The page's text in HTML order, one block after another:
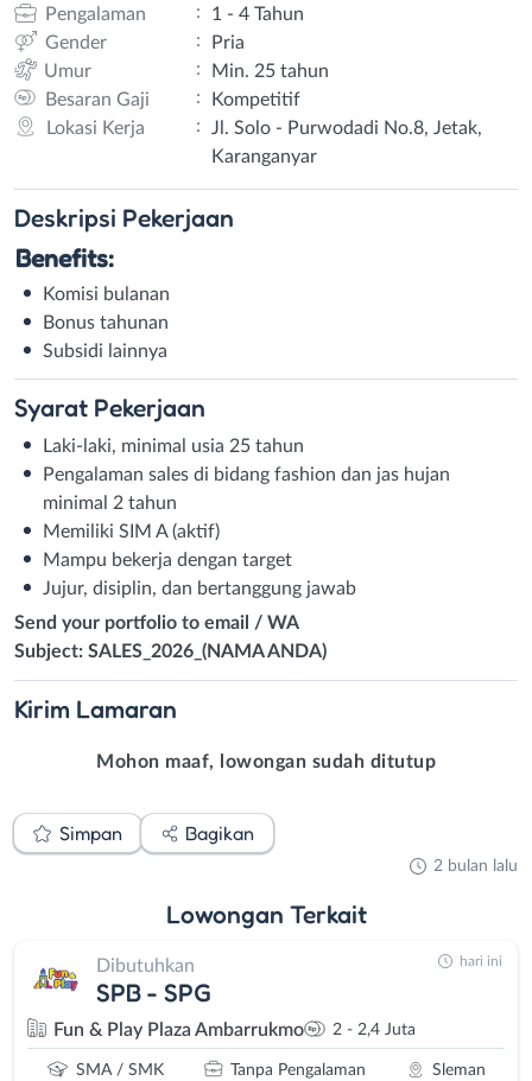
Pengalaman
:
1 - 4 Tahun
Gender
:
Pria
Umur
:
Min. 25 tahun
Besaran Gaji
:
Kompetitif
Lokasi Kerja
:
Jl. Solo - Purwodadi No.8, Jetak,
Karanganyar
Deskripsi Pekerjaan
Benefits:
Komisi bulanan
Bonus tahunan
Subsidi lainnya
Syarat Pekerjaan
Laki-laki, minimal usia 25 tahun
Pengalaman sales di bidang fashion dan jas hujan
minimal 2 tahun
Memiliki SIM A (aktif)
Mampu bekerja dengan target
Jujur, disiplin, dan bertanggung jawab
Send your portfolio to email / WA
Subject: SALES_2026_(NAMA ANDA)
Kirim Lamaran
Mohon maaf, lowongan sudah ditutup
Simpan Bagikan
2 bulan lalu
Lowongan Terkait
Dibutuhkan
SPB - SPG
Fun & Play Plaza Ambarrukmo 2 - 2,4 Juta
SMA / SMK Tanpa Pengalaman Sleman
hari ini